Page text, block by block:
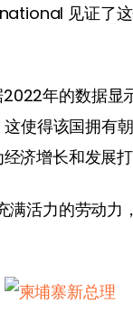
见证了
年的数据显
使得该国拥有
济增长和发展打
满活力的劳动力